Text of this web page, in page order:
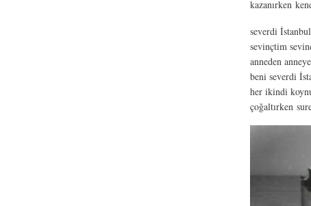
kazanırken
severdi
sevinçtim
anneden
beni severdi
her ikindi
çoğaltırken